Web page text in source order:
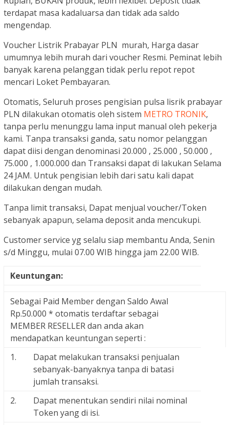
terdapat masa kadaluarsa dan tidak ada saldo
mengendap.
Voucher Listrik Prabayar PLN murah, Harga dasar
umumnya lebih murah dari voucher Resmi. Peminat lebih
banyak karena pelanggan tidak perlu repot repot
mencari Loket Pembayaran.
Otomatis, Seluruh proses pengisian pulsa lisrik prabayar
PLN dilakukan otomatis oleh sistem METRO TRONIK,
tanpa perlu menunggu lama input manual oleh pekerja
kami. Tanpa transaksi ganda, satu nomor pelanggan
dapat diisi dengan denominasi 20.000 , 25.000 , 50.000 ,
75.000 , 1.000.000 dan Transaksi dapat di lakukan Selama
24 JAM. Untuk pengisian lebih dari satu kali dapat
dilakukan dengan mudah.
Tanpa limit transaksi, Dapat menjual voucher/Token
sebanyak apapun, selama deposit anda mencukupi.
Customer service yg selalu siap membantu Anda, Senin
s/d Minggu, mulai 07.00 WIB hingga jam 22.00 WIB.
Keuntungan:
Sebagai Paid Member dengan Saldo Awal
Rp.50.000 * otomatis terdaftar sebagai
MEMBER RESELLER dan anda akan
mendapatkan keuntungan seperti :
1.
Dapat melakukan transaksi penjualan
sebanyak-banyaknya tanpa di batasi
jumlah transaksi.
2.
Dapat menentukan sendiri nilai nominal
Token yang di isi.